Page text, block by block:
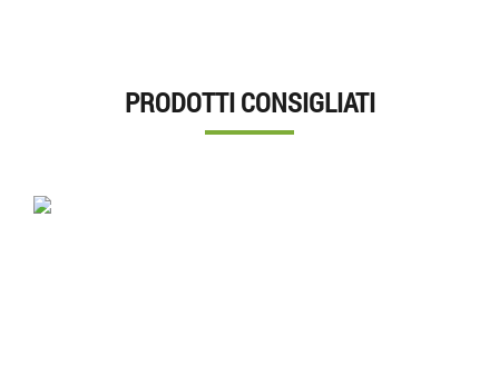
PRODOTTI CONSIGLIATI